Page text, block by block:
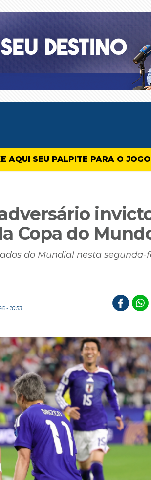
AQUI SEU PALPITE PARA O
Copa do
do Mundial nesta segunda-
- 10:53